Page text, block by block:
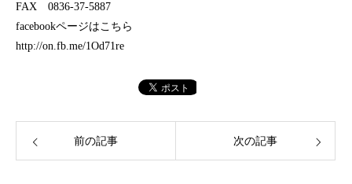
FAX 0836-37-5887
facebookページはこちら
http://on.fb.me/1Od71re
前の記事 次の記事